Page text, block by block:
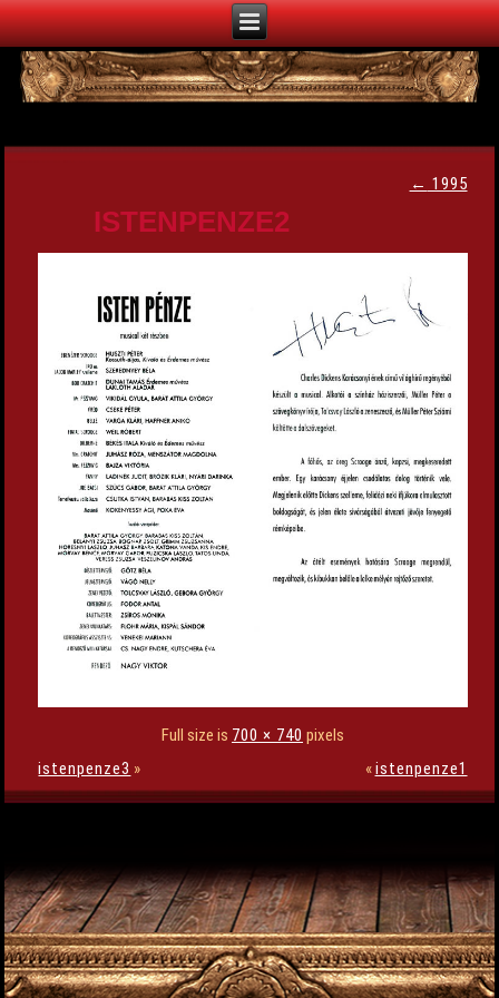
← 1995
ISTENPENZE2
Full size is 700 × 740 pixels
istenpenze3 » «istenpenze1